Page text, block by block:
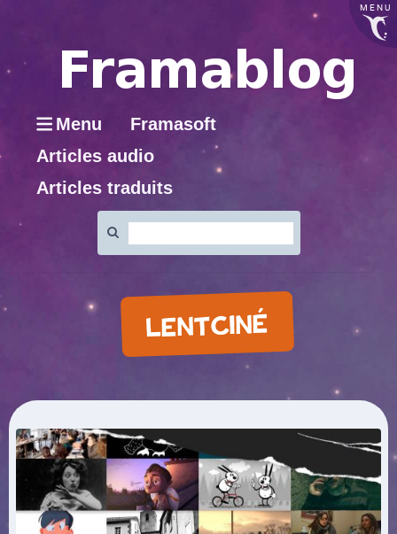
MENU
Menu
Framasoft
Articles audio
Articles traduits
:
LENTCINÉ